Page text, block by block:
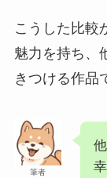
こうした比較
魅力を持ち、
きつける作品
筆者